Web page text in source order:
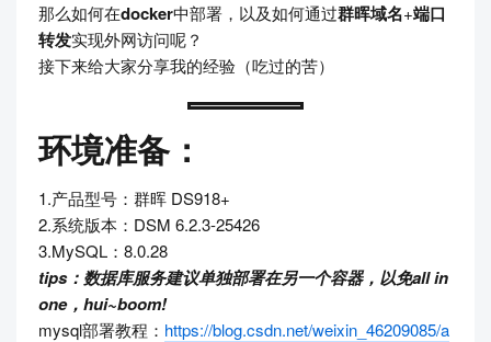
那么如何在docker中部署，以及如何通过群晖域名+端口
转发实现外网访问呢？
接下来给大家分享我的经验（吃过的苦）
环境准备：
1.产品型号：群晖 DS918+
2.系统版本：DSM 6.2.3-25426
3.MySQL：8.0.28
tips：数据库服务建议单独部署在另一个容器，以免all in
one，hui~boom!
mysql部署教程： https://blog.csdn.net/weixin_46209085/a